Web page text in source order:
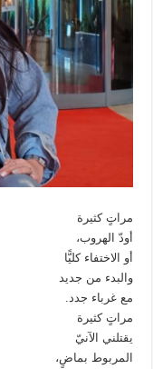
مراتٍ كثيرة
أودّ الهروب،
أو الاختفاء كليًّا
والبدء من جديد
مع غرباء جدد.
مراتٍ كثيرة
يقتلني الآنيّ
المربوط بماضٍ،